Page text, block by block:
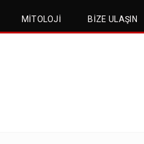
MITOLOJI BIZE ULAŞIN